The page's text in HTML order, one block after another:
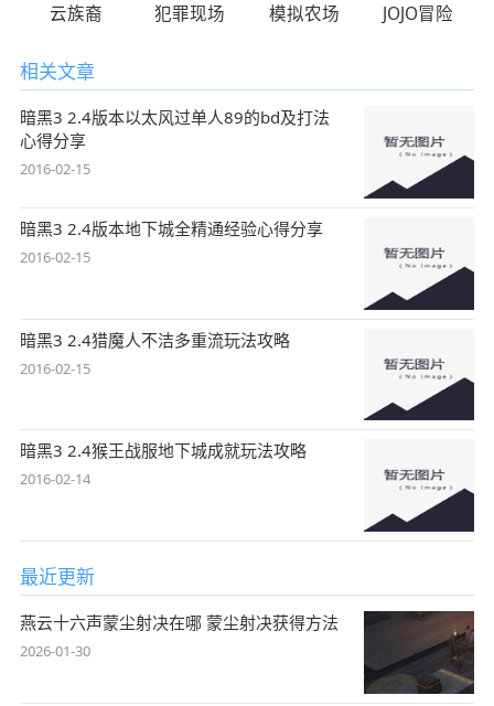
云族裔 犯罪现场 模拟农场 JOJO冒险
相关文章
暗黑3 2.4版本以太风过单人89的bd及打法
心得分享
2016-02-15
暗黑3 2.4版本地下城全精通经验心得分享
2016-02-15
暗黑3 2.4猎魔人不洁多重流玩法攻略
2016-02-15
暗黑3 2.4猴王战服地下城成就玩法攻略
2016-02-14
最近更新
燕云十六声蒙尘射决在哪 蒙尘射决获得方法
2026-01-30